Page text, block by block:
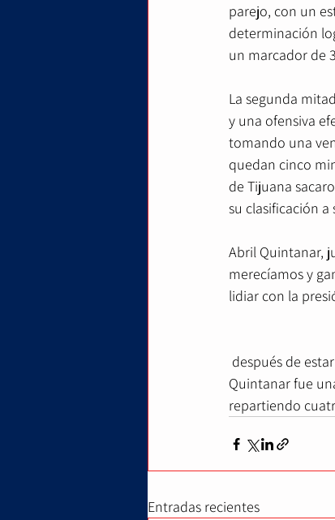
parejo, con un
determinación
un marcador de
La segunda
y una ofensiva
tomando una
quedan cinco
de Tijuana
su clasificación
Abril Quintanar,
merecíamos y
lidiar con la
Quintanar fue
repartiendo
Entradas recientes